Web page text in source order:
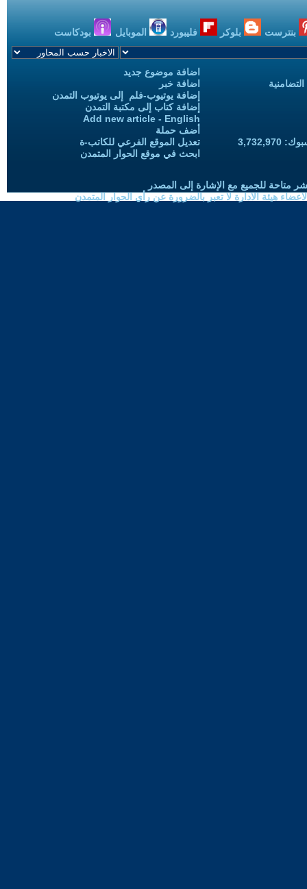
بنترست بلوكر فليبورد الموبايل بودكاست
اضافة موضوع جديد
اضافة خبر
إضافة يوتيوب-فلم إلى يوتيوب التمدن
إضافة كتاب إلى مكتبة التمدن
Add new article - English
أضف حملة
تعديل الموقع الفرعي للكاتب-ة
ابحث في موقع الحوار المتمدن
متاحة للجميع مع الإشارة إلى المصدر
هيئة الادارة لا تعبر بالضرورة عن رأي الحوار المتمدن